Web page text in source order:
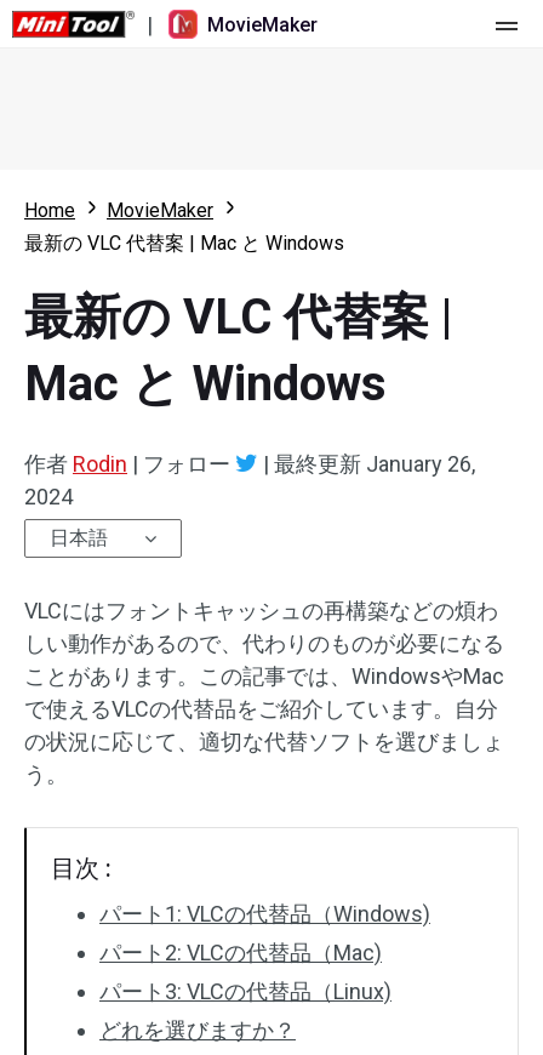
| MovieMaker
更新履歴
概要
マルチトラック動画編集
速度変更/リバース
トリミング/スプリット/クロップ
テキスト/エレメント
動画エフェクト
動画色調整
バッチ処理
透かしなし
リソース
ユーザーマニュアル
ビデオ編集のヒント
動画ツール
画面録画ツール
オンライン動画ダウンロード ツール
Home
MovieMaker
最新の VLC 代替案 | Mac と Windows
最新の VLC 代替案 |
Mac と Windows
作者 Rodin | フォロー | 最終更新 January 26,
2024
日本語
VLCにはフォントキャッシュの再構築などの煩わ
しい動作があるので、代わりのものが必要になる
ことがあります。この記事では、WindowsやMac
で使えるVLCの代替品をご紹介しています。自分
の状況に応じて、適切な代替ソフトを選びましょ
う。
目次 :
パート1: VLCの代替品（Windows)
パート2: VLCの代替品（Mac)
パート3: VLCの代替品（Linux)
どれを選びますか？